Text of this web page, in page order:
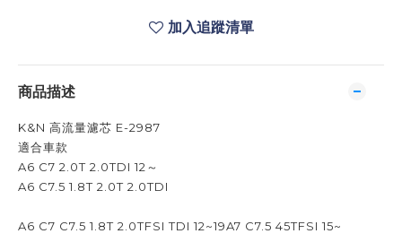
加入追蹤清單
商品描述
K&N 高流量濾芯 E-2987
適合車款
A6 C7 2.0T 2.0TDI 12～
A6 C7.5 1.8T 2.0T 2.0TDI
A6 C7 C7.5 1.8T 2.0TFSI TDI 12~19A7 C7.5 45TFSI 15~